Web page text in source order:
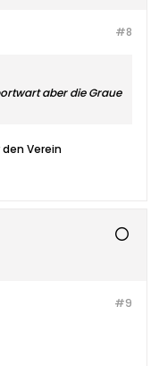
#8
aber die Graue
Verein
#9